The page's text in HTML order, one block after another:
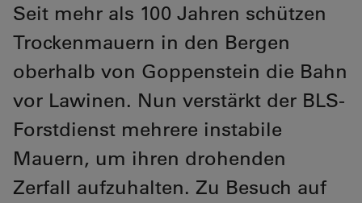
Seit mehr als 100 Jahren schützen
Trockenmauern in den Bergen
oberhalb von Goppenstein die Bahn
vor Lawinen. Nun verstärkt der BLS-
Forstdienst mehrere instabile
Mauern, um ihren drohenden
Zerfall aufzuhalten. Zu Besuch auf